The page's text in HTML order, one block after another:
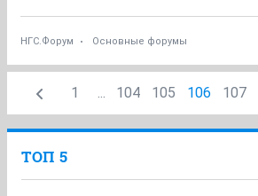
НГС.Форум Основные форумы
1 ... 104 105 106 107
ТОП 5